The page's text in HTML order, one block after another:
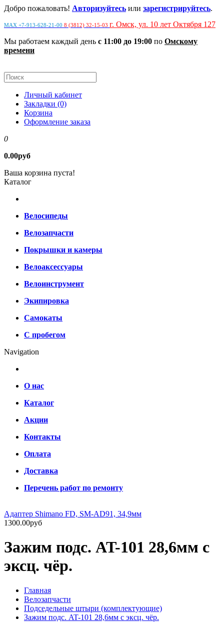
Добро пожаловать! Авторизуйтесь или зарегистрируйтесь.
MAX +7-913-628-21-00 8 (3812) 32-15-03 г. Омск, ул. 10 лет Октября 127
Мы работаем каждый день с 11:00 до 19:00 по Омскому
времени
Личный кабинет
Закладки (0)
Корзина
Оформление заказа
0
0.00руб
Ваша корзина пуста!
Каталог
Велосипеды
Велозапчасти
Покрышки и камеры
Велоаксессуары
Велоинструмент
Экипировка
Самокаты
С пробегом
Navigation
О нас
Каталог
Акции
Контакты
Оплата
Доставка
Перечень работ по ремонту
Адаптер Shimano FD, SM-AD91, 34,9мм
1300.00руб
Зажим подс. AT-101 28,6мм с
эксц. чёр.
Главная
Велозапчасти
Подседельные штыри (комплектующие)
Зажим подс. AT-101 28,6мм с эксц. чёр.